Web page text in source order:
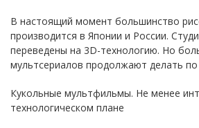
В настоящий момент большинство
производится в Японии и России.
переведены на 3D-технологию. Но
мультсериалов продолжают делать по
Кукольные мультфильмы. Не менее
технологическом плане